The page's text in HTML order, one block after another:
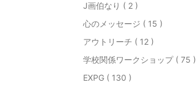
J画伯なり ( 2 )
心のメッセージ ( 15 )
アウトリーチ ( 12 )
学校関係ワークショップ ( 75 )
EXPG ( 130 )